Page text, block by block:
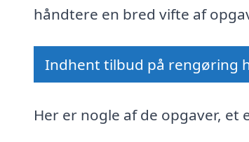
håndtere en bred vifte af
Indhent tilbud på rengøring
Her er nogle af de opgaver,